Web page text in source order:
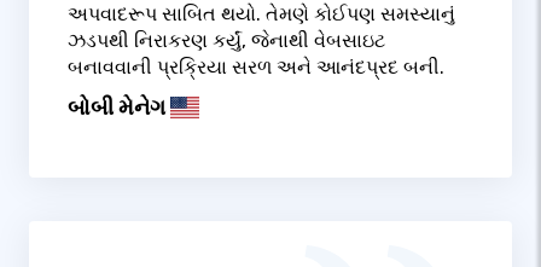
અપવાદરૂપ સાબિત થયો. તેમણે કોઈપણ સમસ્યાનું
ઝડપથી નિરાકરણ કર્યું, જેનાથી વેબસાઇટ
બનાવવાની પ્રક્રિયા સરળ અને આનંદપ્રદ બની.
બોબી મેનેગ